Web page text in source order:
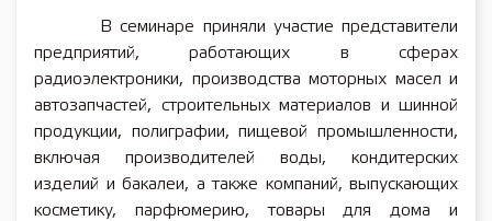
В семинаре приняли участие представители
предприятий, работающих в сферах
радиоэлектроники, производства моторных масел и
автозапчастей, строительных материалов и шинной
продукции, полиграфии, пищевой промышленности,
включая производителей воды, кондитерских
изделий и бакалеи, а также компаний, выпускающих
косметику, парфюмерию, товары для дома и